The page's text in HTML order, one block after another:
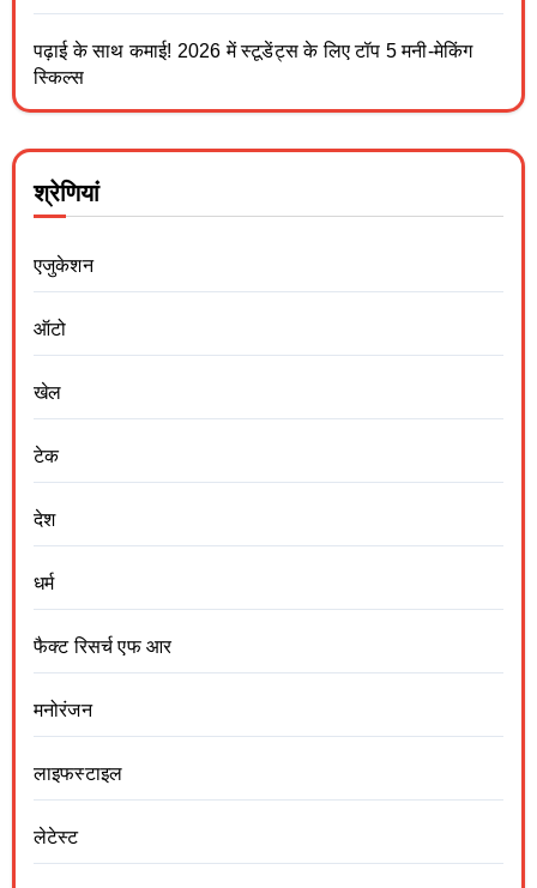
पढ़ाई के साथ कमाई! 2026 में स्टूडेंट्स के लिए टॉप 5 मनी-मेकिंग
स्किल्स
श्रेणियां
एजुकेशन
ऑटो
खेल
टेक
देश
धर्म
फैक्ट रिसर्च एफ आर
मनोरंजन
लाइफस्टाइल
लेटेस्ट